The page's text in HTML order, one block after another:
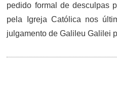
pedido formal de desculpas
pela Igreja Católica nos
julgamento de Galileu Galilei